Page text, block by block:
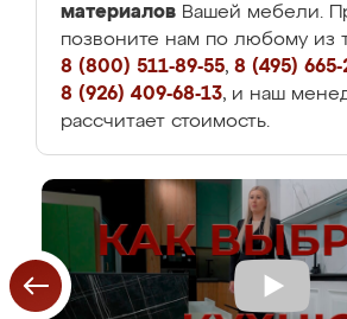
материалов Вашей мебели.
позвоните нам по любому из
8 (800) 511-89-55, 8 (495)
8 (926) 409-68-13, и наш
рассчитает стоимость.